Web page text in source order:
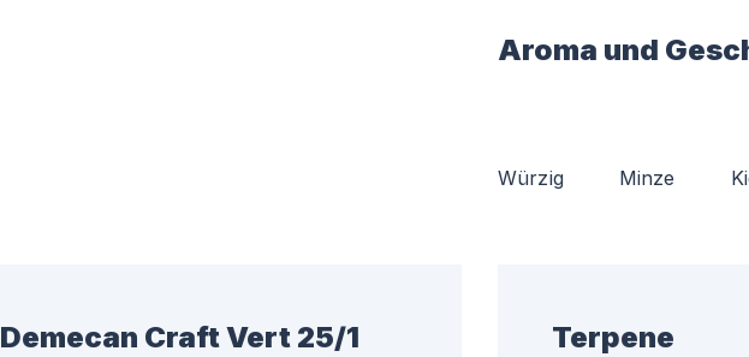
Aroma und
Würzig Minze
Demecan Craft Vert 25/1
Terpene